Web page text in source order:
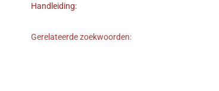
Handleiding:
Gerelateerde zoekwoorden: